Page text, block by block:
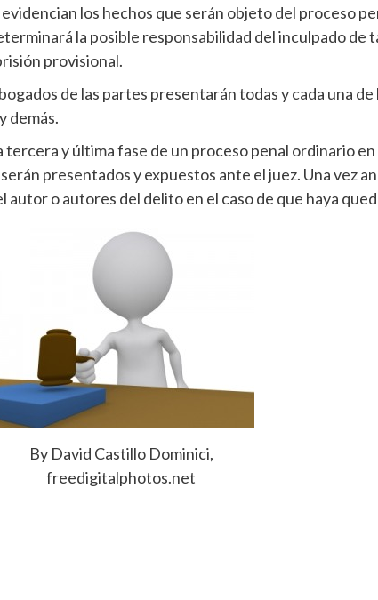
los hechos que serán objeto del proceso
la posible responsabilidad del inculpado de
provisional.
de las partes presentarán todas y cada una
demás.
tercera y última fase de un proceso penal ordinario
presentados y expuestos ante el juez. Una vez
o autores del delito en el caso de que haya
By David Castillo Dominici,
freedigitalphotos.net